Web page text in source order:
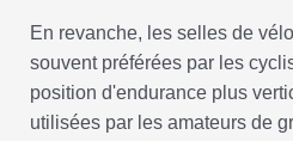
En revanche, les selles de
souvent préférées par les
position d'endurance plus
utilisées par les amateurs de